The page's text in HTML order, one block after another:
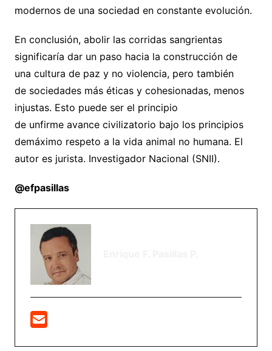
modernos de una sociedad en constante evolución.
En conclusión, abolir las corridas sangrientas
significaría dar un paso hacia la construcción de
una cultura de paz y no violencia, pero también
de sociedades más éticas y cohesionadas, menos
injustas. Esto puede ser el principio
de unfirme avance civilizatorio bajo los principios
demáximo respeto a la vida animal no humana. El
autor es jurista. Investigador Nacional (SNII).
@efpasillas